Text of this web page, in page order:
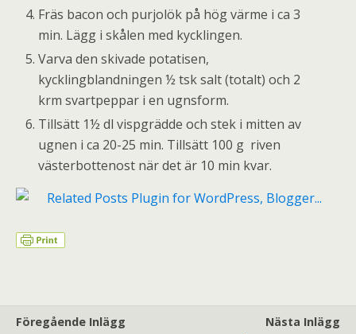
Fräs bacon och purjolök på hög värme i ca 3
min. Lägg i skålen med kycklingen.
Varva den skivade potatisen,
kycklingblandningen ½ tsk salt (totalt) och 2
krm svartpeppar i en ugnsform.
Tillsätt 1½ dl vispgrädde och stek i mitten av
ugnen i ca 20-25 min. Tillsätt 100 g riven
västerbottenost när det är 10 min kvar.
Föregående Inlägg
Nästa Inlägg